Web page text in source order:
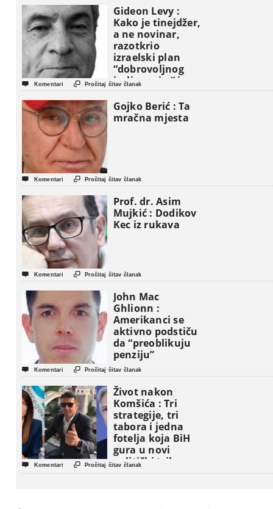
Gideon Levy :
Kako je tinejdžer,
a ne novinar,
razotkrio
izraelski plan
“dobrovoljnog
iseljavanja ” iz
Gaze
 Komentari  Pročitaj čitav članak
Gojko Berić : Ta
mračna mjesta
 Komentari  Pročitaj čitav članak
Prof. dr. Asim
Mujkić : Dodikov
Kec iz rukava
 Komentari  Pročitaj čitav članak
John Mac
Ghlionn :
Amerikanci se
aktivno podstiču
da “preoblikuju
penziju”
 Komentari  Pročitaj čitav članak
Život nakon
Komšića : Tri
strategije, tri
tabora i jedna
fotelja koja BiH
gura u novi
politički triler
 Komentari  Pročitaj čitav članak